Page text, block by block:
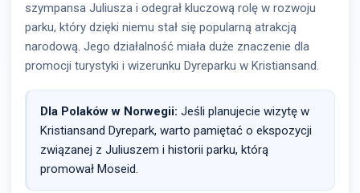
szympansa Juliusza i odegrał kluczową rolę w rozwoju
parku, który dzięki niemu stał się popularną atrakcją
narodową. Jego działalność miała duże znaczenie dla
promocji turystyki i wizerunku Dyreparku w Kristiansand.
Dla Polaków w Norwegii: Jeśli planujecie wizytę w
Kristiansand Dyrepark, warto pamiętać o ekspozycji
związanej z Juliuszem i historii parku, którą
promował Moseid.